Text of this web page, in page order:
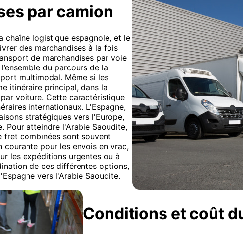
par camion
chaîne logistique espagnole, et le
des marchandises à la fois
de marchandises par voie
du parcours de la
multimodal. Même si les
itinéraire principal, dans la
voiture. Cette caractéristique
internationaux. L'Espagne,
stratégiques vers l'Europe,
Pour atteindre l'Arabie Saoudite,
fret combinées sont souvent
courante pour les envois en vrac,
les expéditions urgentes ou à
de ces différentes options,
vers l'Arabie Saoudite.
Conditions et coût